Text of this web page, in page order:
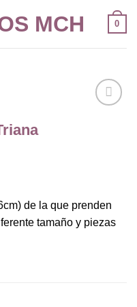
0
de la que prenden
tamaño y piezas